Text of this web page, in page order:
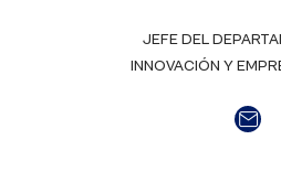
JEFE DEL
INNOVACIÓN Y